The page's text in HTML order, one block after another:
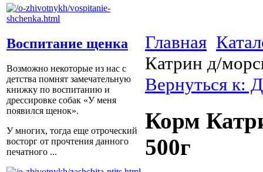
Воспитание щенка
Возможно некоторые из нас с
детства помнят замечательную
книжку по воспитанию и
дрессировке собак «У меня
появился щенок».
У многих, тогда еще отроческий
восторг от прочтения данного
печатного ...
Главная
Катрин д/
Вернуться к:
Корм
500г